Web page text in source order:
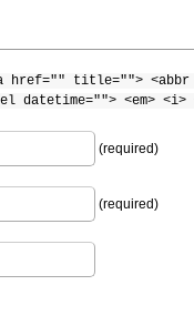
href="" title="">
datetime=""> <em>
(required)
(required)